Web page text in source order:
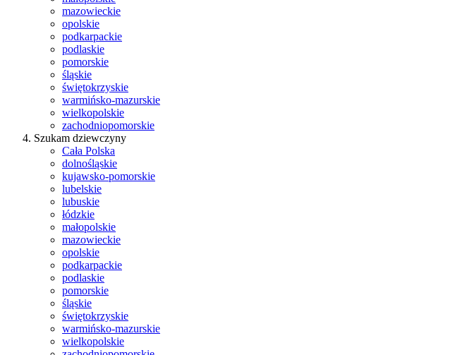
mazowieckie
opolskie
podkarpackie
podlaskie
pomorskie
śląskie
świętokrzyskie
warmińsko-mazurskie
wielkopolskie
zachodniopomorskie
Szukam dziewczyny
Cała Polska
dolnośląskie
kujawsko-pomorskie
lubelskie
lubuskie
łódzkie
małopolskie
mazowieckie
opolskie
podkarpackie
podlaskie
pomorskie
śląskie
świętokrzyskie
warmińsko-mazurskie
wielkopolskie